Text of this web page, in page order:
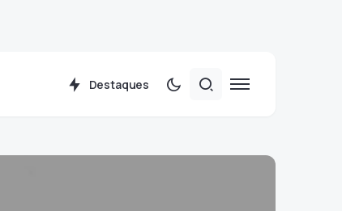
Destaques